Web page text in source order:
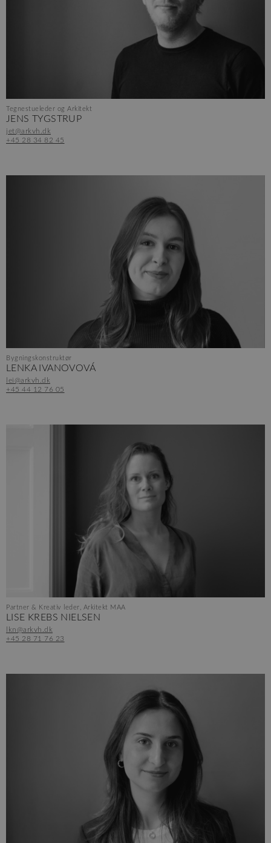
Tegnestueleder og Arkitekt
JENS TYGSTRUP
jet@arkvh.dk
+45 28 34 82 45
Bygningskonstruktør
LENKA IVANOVOVÁ
lei@arkvh.dk
+45 44 12 76 05
Partner & Kreativ leder, Arkitekt MAA
LISE KREBS NIELSEN
lkn@arkvh.dk
+45 28 71 76 23